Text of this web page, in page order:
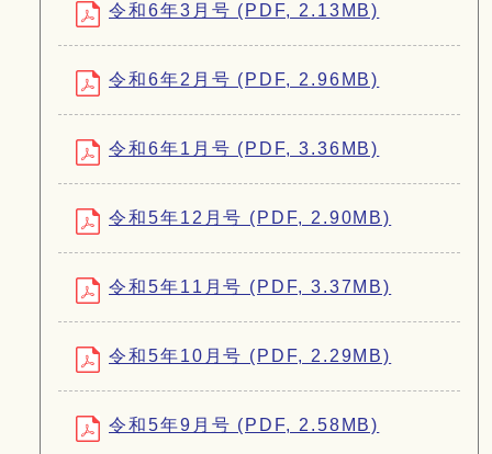
令和6年3月号 (PDF, 2.13MB)
令和6年2月号 (PDF, 2.96MB)
令和6年1月号 (PDF, 3.36MB)
令和5年12月号 (PDF, 2.90MB)
令和5年11月号 (PDF, 3.37MB)
令和5年10月号 (PDF, 2.29MB)
令和5年9月号 (PDF, 2.58MB)